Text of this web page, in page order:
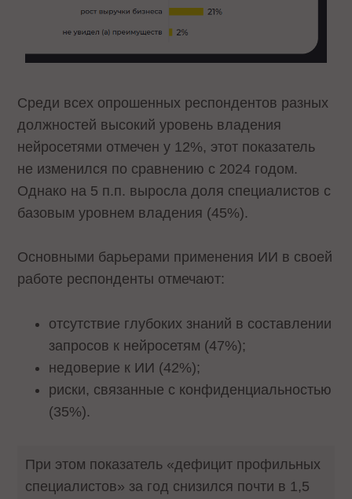
Среди всех опрошенных респондентов разных
должностей высокий уровень владения
нейросетями отмечен у 12%, этот показатель
не изменился по сравнению с 2024 годом.
Однако на 5 п.п. выросла доля специалистов с
базовым уровнем владения (45%).
Основными барьерами применения ИИ в своей
работе респонденты отмечают:
отсутствие глубоких знаний в составлении
запросов к нейросетям (47%);
недоверие к ИИ (42%);
риски, связанные с конфиденциальностью
(35%).
При этом показатель «дефицит профильных
специалистов» за год снизился почти в 1,5